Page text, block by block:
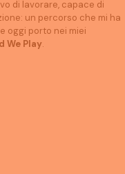
di lavorare, capace di
un percorso che mi ha
oggi porto nei miei
We Play.